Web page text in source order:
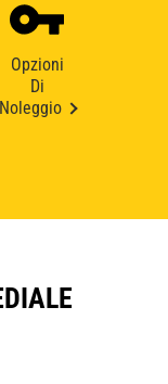
Opzioni
Di
Noleggio